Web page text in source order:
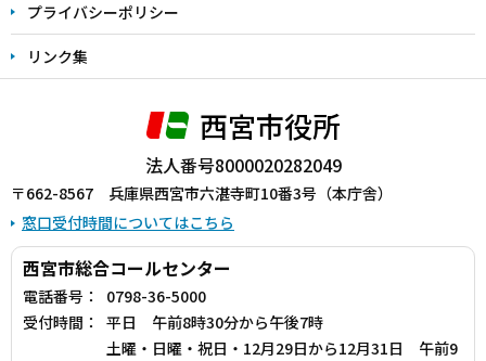
プライバシーポリシー
リンク集
西宮市役所
法人番号8000020282049
〒662-8567 兵庫県西宮市六湛寺町10番3号（本庁舎）
窓口受付時間についてはこちら
西宮市総合コールセンター
電話番号：
0798-36-5000
受付時間：
平日 午前8時30分から午後7時
土曜・日曜・祝日・12月29日から12月31日 午前9